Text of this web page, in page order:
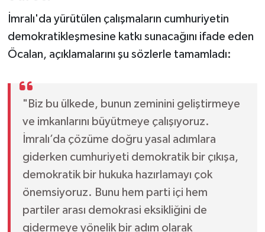
İmralı'da yürütülen çalışmaların cumhuriyetin
demokratikleşmesine katkı sunacağını ifade eden
Öcalan, açıklamalarını şu sözlerle tamamladı:
"Biz bu ülkede, bunun zeminini geliştirmeye
ve imkanlarını büyütmeye çalışıyoruz.
İmralı’da çözüme doğru yasal adımlara
giderken cumhuriyeti demokratik bir çıkışa,
demokratik bir hukuka hazırlamayı çok
önemsiyoruz. Bunu hem parti içi hem
partiler arası demokrasi eksikliğini de
gidermeye yönelik bir adım olarak